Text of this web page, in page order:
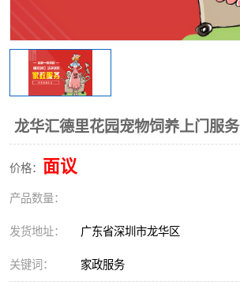
龙华汇德里花园宠物饲养上门服务
价格： 面议
产品数量：
发货地址： 广东省深圳市龙华区
关键词： 家政服务